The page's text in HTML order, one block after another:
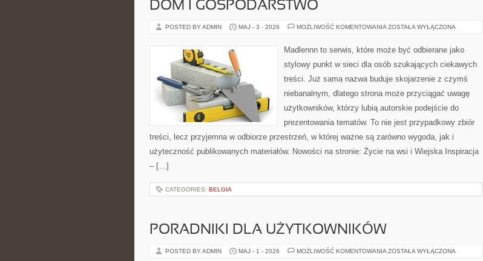
DOM I GOSPODARSTWO
POSTED BY ADMIN MAJ - 3 - 2026 MOŻLIWOŚĆ KOMENTOWANIA DOM
ZOSTAŁA WYŁĄCZONA
Madlennn to serwis, które może być odbierane jako
stylowy punkt w sieci dla osób szukających ciekawych
treści. Już sama nazwa buduje skojarzenie z czymś
niebanalnym, dlatego strona może przyciągać uwagę
użytkowników, którzy lubią autorskie podejście do
prezentowania tematów. To nie jest przypadkowy zbiór
treści, lecz przyjemna w odbiorze przestrzeń, w której ważne są zarówno wygoda, jak i
użyteczność publikowanych materiałów. Nowości na stronie: Życie na wsi i Wiejska Inspiracja
– […]
CATEGORIES: BELGIA
PORADNIKI DLA UŻYTKOWNIKÓW
POSTED BY ADMIN MAJ - 1 - 2026 MOŻLIWOŚĆ KOMENTOWANIA PORADNIKI
ZOSTAŁA WYŁĄCZONA